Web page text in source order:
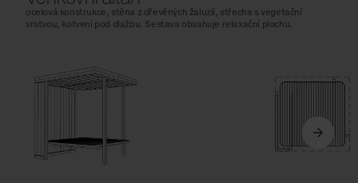
ocelová konstrukce, stěna z dřevěných žaluzií, střecha s vegetační
vrstvou, kotvení pod dlažbu. Sestava obsahuje relaxační plochu.